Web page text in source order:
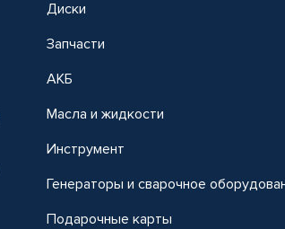
Диски
Запчасти
АКБ
Масла и жидкости
Инструмент
Генераторы и сварочное
Подарочные карты